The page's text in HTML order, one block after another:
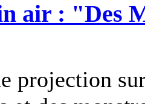
air : "Des
projection